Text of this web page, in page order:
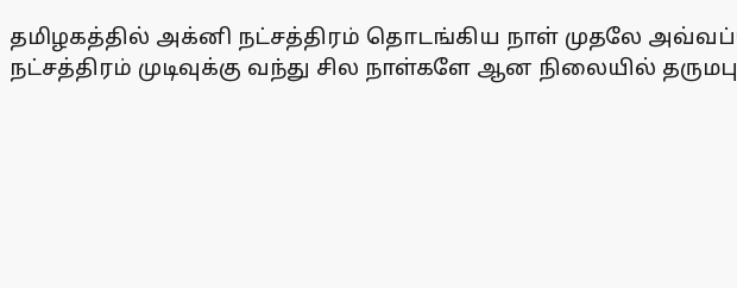
தமிழகத்தில் அக்னி நட்சத்திரம் தொடங்கிய நாள் முதலே
நட்சத்திரம் முடிவுக்கு வந்து சில நாள்களே ஆன நிலையில்